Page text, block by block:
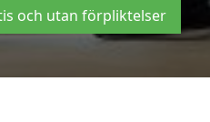
och utan förpliktelser